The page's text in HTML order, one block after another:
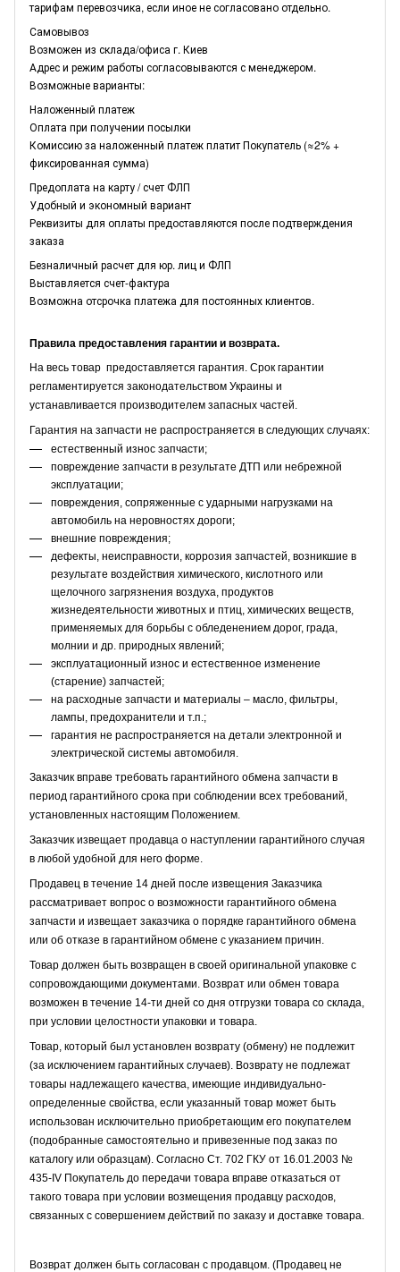
тарифам перевозчика, если иное не согласовано отдельно.
Самовывоз
Возможен из склада/офиса г. Киев
Адрес и режим работы согласовываются с менеджером.
Возможные варианты:
Наложенный платеж
Оплата при получении посылки
Комиссию за наложенный платеж платит Покупатель (≈2% +
фиксированная сумма)
Предоплата на карту / счет ФЛП
Удобный и экономный вариант
Реквизиты для оплаты предоставляются после подтверждения
заказа
Безналичный расчет для юр. лиц и ФЛП
Выставляется счет-фактура
Возможна отсрочка платежа для постоянных клиентов.
Правила предоставления гарантии и возврата.
На весь товар предоставляется гарантия. Срок гарантии
регламентируется законодательством Украины и
устанавливается производителем запасных частей.
Гарантия на запчасти не распространяется в следующих случаях:
естественный износ запчасти;
повреждение запчасти в результате ДТП или небрежной
эксплуатации;
повреждения, сопряженные с ударными нагрузками на
автомобиль на неровностях дороги;
внешние повреждения;
дефекты, неисправности, коррозия запчастей, возникшие в
результате воздействия химического, кислотного или
щелочного загрязнения воздуха, продуктов
жизнедеятельности животных и птиц, химических веществ,
применяемых для борьбы с обледенением дорог, града,
молнии и др. природных явлений;
эксплуатационный износ и естественное изменение
(старение) запчастей;
на расходные запчасти и материалы – масло, фильтры,
лампы, предохранители и т.п.;
гарантия не распространяется на детали электронной и
электрической системы автомобиля.
Заказчик вправе требовать гарантийного обмена запчасти в
период гарантийного срока при соблюдении всех требований,
установленных настоящим Положением.
Заказчик извещает продавца о наступлении гарантийного случая
в любой удобной для него форме.
Продавец в течение 14 дней после извещения Заказчика
рассматривает вопрос о возможности гарантийного обмена
запчасти и извещает заказчика о порядке гарантийного обмена
или об отказе в гарантийном обмене с указанием причин.
Товар должен быть возвращен в своей оригинальной упаковке с
сопровождающими документами. Возврат или обмен товара
возможен в течение 14-ти дней со дня отгрузки товара со склада,
при условии целостности упаковки и товара.
Товар, который был установлен возврату (обмену) не подлежит
(за исключением гарантийных случаев). Возврату не подлежат
товары надлежащего качества, имеющие индивидуально-
определенные свойства, если указанный товар может быть
использован исключительно приобретающим его покупателем
(подобранные самостоятельно и привезенные под заказ по
каталогу или образцам). Согласно Ст. 702 ГКУ от 16.01.2003 №
435-IV Покупатель до передачи товара вправе отказаться от
такого товара при условии возмещения продавцу расходов,
связанных с совершением действий по заказу и доставке товара.
Возврат должен быть согласован с продавцом. (Продавец не